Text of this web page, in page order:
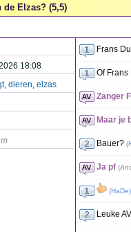
Elzas? (5,5)
18:08
, dieren, elzas
Frans
Of
Zanger
Maar je
Bauer? (
Ja pf (
(HaDe)
Leuke AV